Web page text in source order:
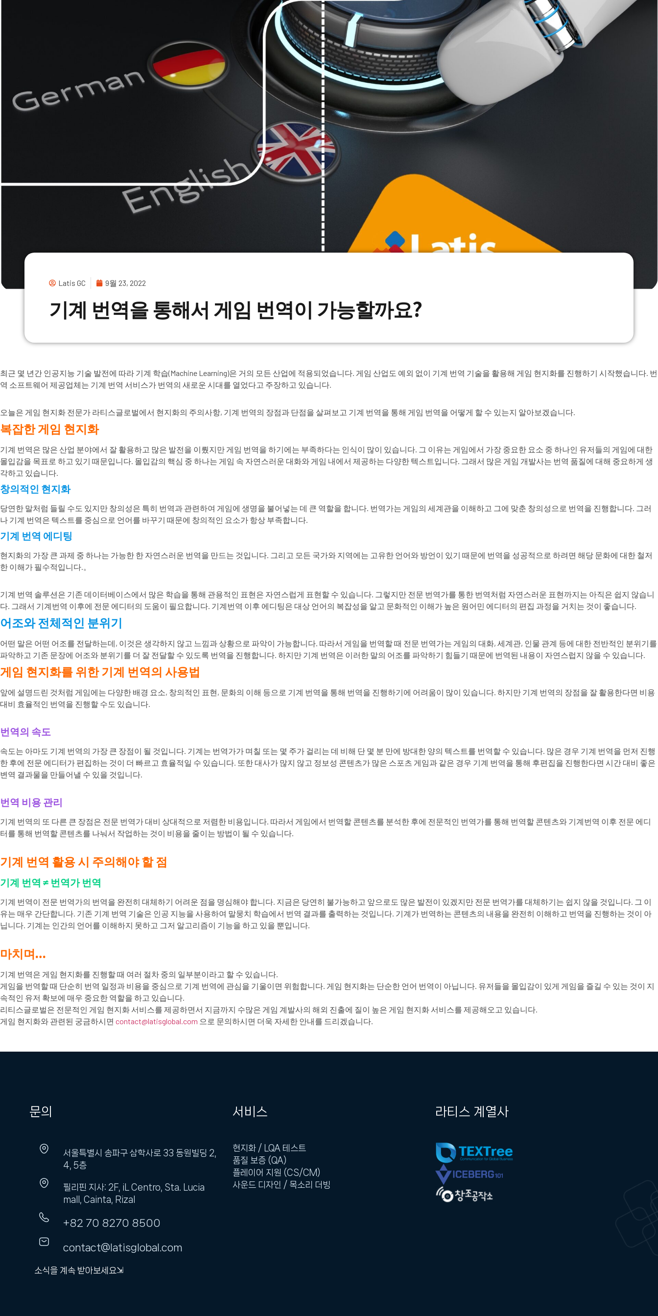
Latis GC 9월 23, 2022
기계 번역을 통해서 게임 번역이 가능할까요?
최근 몇 년간 인공지능 기술 발전에 따라 기계 학습(Machine Learning)은 거의 모든 산업에 적용되었습니다. 게임 산업도 예외 없이 기계 번역 기술을 활용해 게임 현지화를 진행하기 시작했습니다. 번
역 소프트웨어 제공업체는 기계 번역 서비스가 번역의 새로운 시대를 열었다고 주장하고 있습니다.
오늘은 게임 현지화 전문가 라티스글로벌에서 현지화의 주의사항, 기계 번역의 장점과 단점을 살펴보고 기계 번역을 통해 게임 번역을 어떻게 할 수 있는지 알아보겠습니다.
복잡한 게임 현지화
기계 번역은 많은 산업 분야에서 잘 활용하고 많은 발전을 이뤘지만 게임 번역을 하기에는 부족하다는 인식이 많이 있습니다 . 그 이유는 게임에서 가장 중요한 요소 중 하나인 유저들의 게임에 대한
몰입감을 목표로 하고 있기 때문입니다. 몰입감의 핵심 중 하나는 게임 속 자연스러운 대화와 게임 내에서 제공하는 다양한 텍스트입니다. 그래서 많은 게임 개발사는 번역 품질에 대해 중요하게 생
각하고 있습니다.
창의적인 현지화
당연한 말처럼 들릴 수도 있지만 창의성은 특히 번역과 관련하여 게임에 생명을 불어넣는 데 큰 역할을 합니다. 번역가는 게임의 세계관을 이해하고 그에 맞춘 창의성으로 번역을 진행합니다. 그러
나 기계 번역은 텍스트를 중심으로 언어를 바꾸기 때문에 창의적인 요소가 항상 부족합니다.
기계 번역 에디팅
현지화의 가장 큰 과제 중 하나는 가능한 한 자연스러운 번역을 만드는 것입니다. 그리고 모든 국가와 지역에는 고유한 언어와 방언이 있기 때문에 번역을 성공적으로 하려면 해당 문화에 대한 철저
한 이해가 필수적입니다.。
기계 번역 솔루션은 기존 데이터베이스에서 많은 학습을 통해 관용적인 표현은 자연스럽게 표현할 수 있습니다. 그렇지만 전문 번역가를 통한 번역처럼 자연스러운 표현까지는 아직은 쉽지 않습니
다. 그래서 기계번역 이후에 전문 에디터의 도움이 필요합니다. 기계번역 이후 에디팅은 대상 언어의 복잡성을 알고 문화적인 이해가 높은 원어민 에디터의 편집 과정을 거치는 것이 좋습니다.
어조와 전체적인 분위기
어떤 말은 어떤 어조를 전달하는데, 이것은 생각하지 않고 느낌과 상황으로 파악이 가능합니다. 따라서 게임을 번역할 때 전문 번역가는 게임의 대화, 세계관, 인물 관계 등에 대한 전반적인 분위기를
파악하고 기존 문장에 어조와 분위기를 더 잘 전달할 수 있도록 번역을 진행합니다. 하지만 기계 번역은 이러한 말의 어조를 파악하기 힘들기 때문에 번역된 내용이 자연스럽지 않을 수 있습니다.
게임 현지화를 위한 기계 번역의 사용법
앞에 설명드린 것처럼 게임에는 다양한 배경 요소, 창의적인 표현, 문화의 이해 등으로 기계 번역을 통해 번역을 진행하기에 어려움이 많이 있습니다. 하지만 기계 번역의 장점을 잘 활용한다면 비용
대비 효율적인 번역을 진행할 수도 있습니다.
번역의 속도
속도는 아마도 기계 번역의 가장 큰 장점이 될 것입니다. 기계는 번역가가 며칠 또는 몇 주가 걸리는 데 비해 단 몇 분 만에 방대한 양의 텍스트를 번역할 수 있습니다. 많은 경우 기계 번역을 먼저 진행
한 후에 전문 에디터가 편집하는 것이 더 빠르고 효율적일 수 있습니다. 또한 대사가 많지 않고 정보성 콘텐츠가 많은 스포츠 게임과 같은 경우 기계 번역을 통해 후편집을 진행한다면 시간 대비 좋은
변역 결과물을 만들어낼 수 있을 것입니다.
번역 비용 관리
기계 번역의 또 다른 큰 장점은 전문 번역가 대비 상대적으로 저렴한 비용입니다. 따라서 게임에서 번역할 콘텐츠를 분석한 후에 전문적인 번역가를 통해 번역할 콘텐츠와 기계번역 이후 전문 에디
터를 통해 번역할 콘텐츠를 나눠서 작업하는 것이 비용을 줄이는 방법이 될 수 있습니다.
기계 번역 활용 시 주의해야 할 점
기계 번역 ≠ 번역가 번역
기계 번역이 전문 번역가의 번역을 완전히 대체하기 어려운 점을 명심해야 합니다. 지금은 당연히 불가능하고 앞으로도 많은 발전이 있겠지만 전문 번역가를 대체하기는 쉽지 않을 것입니다. 그 이
유는 매우 간단합니다. 기존 기계 번역 기술은 인공 지능을 사용하여 말뭉치 학습에서 번역 결과를 출력하는 것입니다. 기계가 번역하는 콘텐츠의 내용을 완전히 이해하고 번역을 진행하는 것이 아
닙니다. 기계는 인간의 언어를 이해하지 못하고 그저 알고리즘이 기능을 하고 있을 뿐입니다.
마치며…
기계 번역은 게임 현지화를 진행할 때 여러 절차 중의 일부분이라고 할 수 있습니다.
게임을 번역할 때 단순히 번역 일정과 비용을 중심으로 기계 번역에 관심을 기울이면 위험합니다. 게임 현지화는 단순한 언어 번역이 아닙니다. 유저들을 몰입감이 있게 게임을 즐길 수 있는 것이 지
속적인 유저 확보에 매우 중요한 역할을 하고 있습니다.
리티스글로벌은 전문적인 게임 현지화 서비스를 제공하면서 지금까지 수많은 게임 계발사의 해외 진출에 질이 높은 게임 현지화 서비스를 제공해오고 있습니다.
게임 현지화와 관련된 궁금하시면 contact@latisglobal.com 으로 문의하시면 더욱 자세한 안내를 드리겠습니다.
문의
서울특별시 송파구 삼학사로 33 동원빌딩 2,
4, 5층
필리핀 지사: 2F, iL Centro, Sta. Lucia
mall, Cainta, Rizal
+82 70 8270 8500
contact@latisglobal.com
소식을 계속 받아보세요⇲
서비스
현지화 / LQA 테스트
품질 보증 (QA)
플레이어 지원 (CS/CM)
사운드 디자인 / 목소리 더빙
라티스 계열사